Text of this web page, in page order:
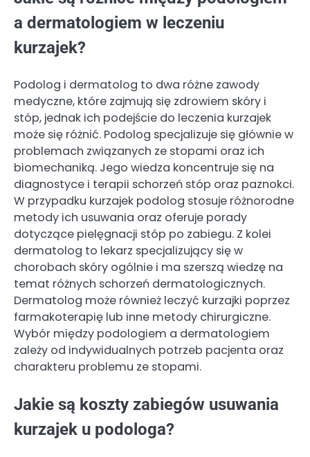
a dermatologiem w leczeniu
kurzajek?
Podolog i dermatolog to dwa różne zawody
medyczne, które zajmują się zdrowiem skóry i
stóp, jednak ich podejście do leczenia kurzajek
może się różnić. Podolog specjalizuje się głównie w
problemach związanych ze stopami oraz ich
biomechaniką. Jego wiedza koncentruje się na
diagnostyce i terapii schorzeń stóp oraz paznokci.
W przypadku kurzajek podolog stosuje różnorodne
metody ich usuwania oraz oferuje porady
dotyczące pielęgnacji stóp po zabiegu. Z kolei
dermatolog to lekarz specjalizujący się w
chorobach skóry ogólnie i ma szerszą wiedzę na
temat różnych schorzeń dermatologicznych.
Dermatolog może również leczyć kurzajki poprzez
farmakoterapię lub inne metody chirurgiczne.
Wybór między podologiem a dermatologiem
zależy od indywidualnych potrzeb pacjenta oraz
charakteru problemu ze stopami.
Jakie są koszty zabiegów usuwania
kurzajek u podologa?